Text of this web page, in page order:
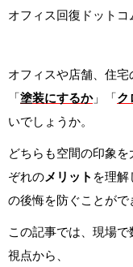
オフィス回復ドットコ
オフィスや店舗、住宅
「 塗装にするか」「 ク
いでしょうか。
どちらも空間の印象
ぞれのメリット を理
の後悔を防ぐことがで
この記事では、現場
視点から、